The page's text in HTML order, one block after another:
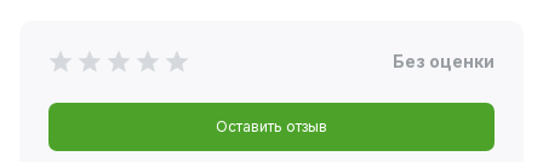
Без оценки
Оставить отзыв